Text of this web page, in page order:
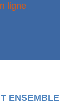
ligne
ENSEMBLE